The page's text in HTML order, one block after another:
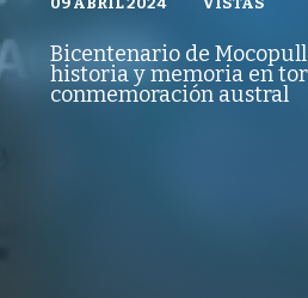
REPRODUCCIONES
VISTAS
Bicentenario de
historia y memoria en
conmemoración austral
VISTAS